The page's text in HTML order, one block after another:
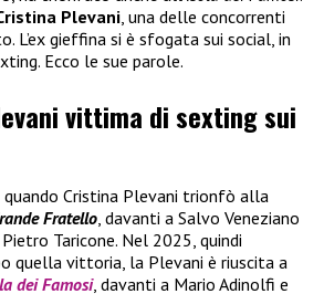
Plevani , una delle concorrenti
L’ex gieffina si è sfogata sui social, in
Ecco le sue parole.
vittima di sexting sui
quando Cristina Plevani trionfò alla
Fratello , davanti a Salvo Veneziano
Taricone. Nel 2025, quindi
quella vittoria, la Plevani è riuscita a
dei Famosi, davanti a Mario Adinolfi e